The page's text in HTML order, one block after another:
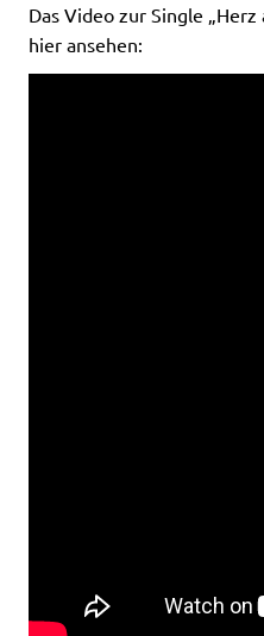
Das Video zur Single
hier ansehen: